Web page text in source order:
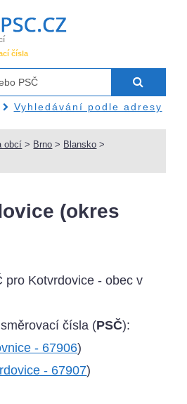
čísla
Vyhledávání podle adresy
obcí > Brno > Blansko >
(okres
pro Kotvrdovice - obec v
čísla (PSČ):
- 67906)
- 67907)